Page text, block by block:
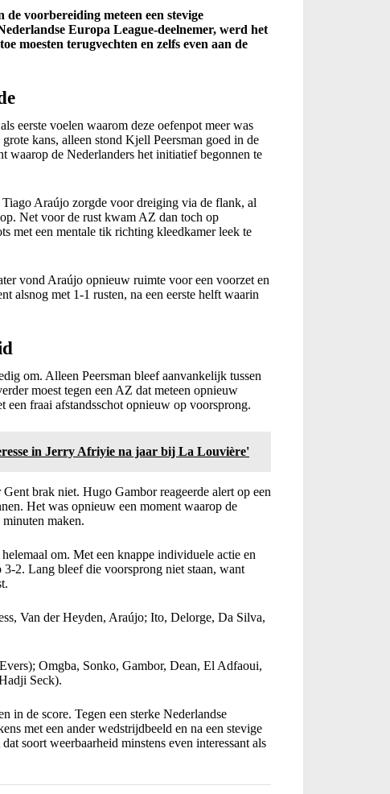
voorbereiding meteen een stevige
Europa League-deelnemer, werd het
moesten terugvechten en zelfs even aan de
eerste voelen waarom deze oefenpot meer was
kans, alleen stond Kjell Peersman goed in de
waarop de Nederlanders het initiatief begonnen te
Araújo zorgde voor dreiging via de flank, al
Net voor de rust kwam AZ dan toch op
met een mentale tik richting kleedkamer leek te
vond Araújo opnieuw ruimte voor een voorzet en
met 1-1 rusten, na een eerste helft waarin
om. Alleen Peersman bleef aanvankelijk tussen
moest tegen een AZ dat meteen opnieuw
fraai afstandsschot opnieuw op voorsprong.
in Jerry Afriyie na jaar bij La Louvière'
brak niet. Hugo Gambor reageerde alert op een
Het was opnieuw een moment waarop de
minuten maken.
om. Met een knappe individuele actie en
2. Lang bleef die voorsprong niet staan, want
Van der Heyden, Araújo; Ito, Delorge, Da Silva,
Evers); Omgba, Sonko, Gambor, Dean, El Adfaoui,
Seck).
in de score. Tegen een sterke Nederlandse
met een ander wedstrijdbeeld en na een stevige
soort weerbaarheid minstens even interessant als